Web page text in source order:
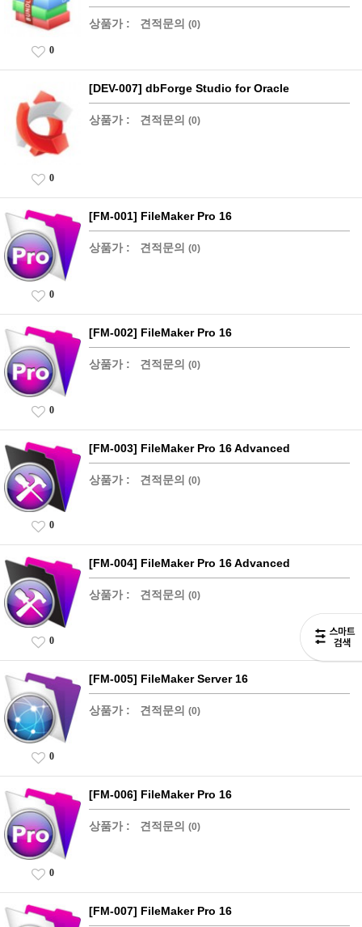
상품가 : 견적문의 (0)
0
[DEV-007] dbForge Studio for Oracle
상품가 : 견적문의 (0)
0
[FM-001] FileMaker Pro 16
상품가 : 견적문의 (0)
0
[FM-002] FileMaker Pro 16
상품가 : 견적문의 (0)
0
[FM-003] FileMaker Pro 16 Advanced
상품가 : 견적문의 (0)
0
[FM-004] FileMaker Pro 16 Advanced
상품가 : 견적문의 (0)
0
[FM-005] FileMaker Server 16
상품가 : 견적문의 (0)
0
[FM-006] FileMaker Pro 16
상품가 : 견적문의 (0)
0
[FM-007] FileMaker Pro 16